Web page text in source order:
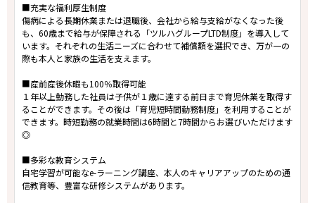
■充実な福利厚生制度
傷病による長期休業または退職後、会社から給与支給がなくなった後
も、60歳まで給与が保障される「ツルハグループLTD制度」を導入して
います。それぞれの生活ニーズに合わせて補償額を選択でき、万が一の
際も本人と家族の生活を支えます。
■産前産後休暇も100％取得可能
１年以上勤務した社員は子供が１歳に達する前日まで育児休業を取得す
ることができます。その後は「育児短時間勤務制度」を利用することが
できます。時短勤務の就業時間は6時間と7時間からお選びいただけます
◎
■多彩な教育システム
自宅学習が可能なe-ラーニング講座、本人のキャリアアップのための通
信教育等、豊富な研修システムがあります。